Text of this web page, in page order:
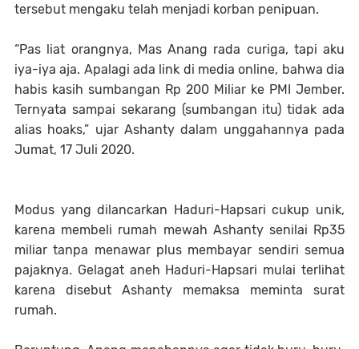
tersebut mengaku telah menjadi korban penipuan.
“Pas liat orangnya, Mas Anang rada curiga, tapi aku
iya-iya aja. Apalagi ada link di media online, bahwa dia
habis kasih sumbangan Rp 200 Miliar ke PMI Jember.
Ternyata sampai sekarang (sumbangan itu) tidak ada
alias hoaks,” ujar Ashanty dalam unggahannya pada
Jumat, 17 Juli 2020.
Modus yang dilancarkan Haduri-Hapsari cukup unik,
karena membeli rumah mewah Ashanty senilai Rp35
miliar tanpa menawar plus membayar sendiri semua
pajaknya. Gelagat aneh Haduri-Hapsari mulai terlihat
karena disebut Ashanty memaksa meminta surat
rumah.